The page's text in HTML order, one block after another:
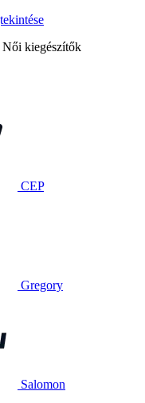
Női kiegészítők
CEP
Gregory
Salomon